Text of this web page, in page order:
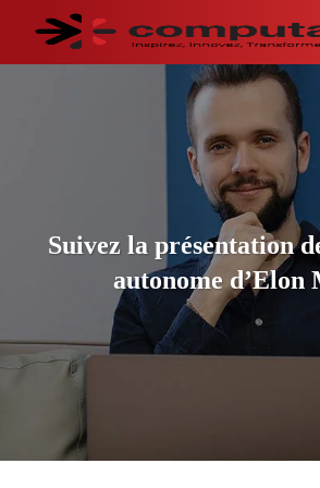
Suivez la présentation
autonome d’Elon